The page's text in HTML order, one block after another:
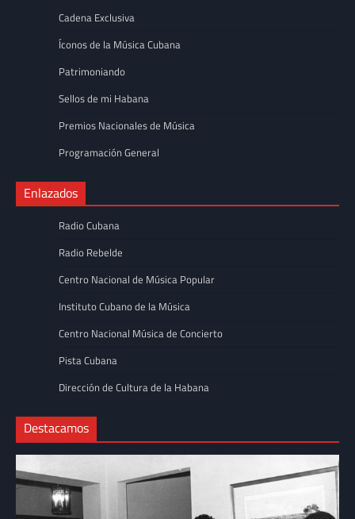
Cadena Exclusiva
Íconos de la Música Cubana
Patrimoniando
Sellos de mi Habana
Premios Nacionales de Música
Programación General
Enlazados
Radio Cubana
Radio Rebelde
Centro Nacional de Música Popular
Instituto Cubano de la Música
Centro Nacional Música de Concierto
Pista Cubana
Dirección de Cultura de la Habana
Destacamos